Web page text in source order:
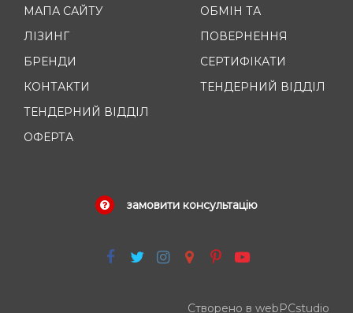
МАПА САЙТУ
ЛІЗИНГ
БРЕНДИ
КОНТАКТИ
ТЕНДЕРНИЙ ВІДДІЛ
ОФЕРТА
ОБМІН ТА
ПОВЕРНЕННЯ
СЕРТИФІКАТИ
ТЕНДЕРНИЙ ВІДДІЛ
замовити консультацію
Створено в webPCstudio